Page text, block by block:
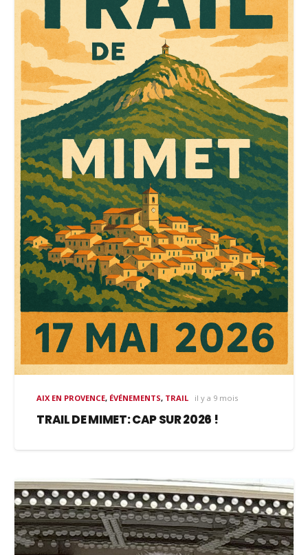
AIX EN PROVENCE, ÉVÉNEMENTS, TRAIL il y a 9 mois
TRAIL DE MIMET: CAP SUR 2026 !